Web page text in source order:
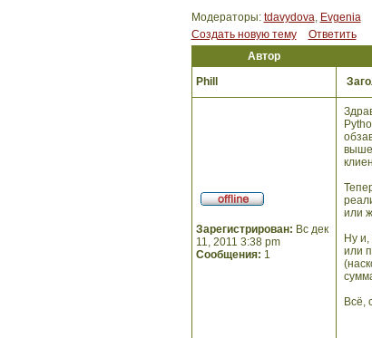
Модераторы: tdavydova, Evgenia
Создать новую тему
Ответить
Автор
Phill
Зарегистрирован: Вс дек
11, 2011 3:38 pm
Сообщения: 1
или
Ну
или
Всё,